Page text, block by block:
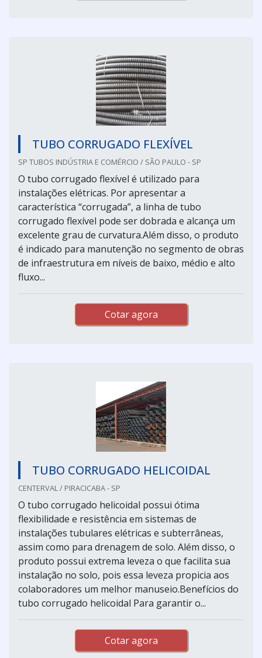
TUBO CORRUGADO FLEXÍVEL
SP TUBOS INDÚSTRIA E COMÉRCIO / SÃO PAULO - SP
O tubo corrugado flexível é utilizado para
instalações elétricas. Por apresentar a
característica “corrugada”, a linha de tubo
corrugado flexível pode ser dobrada e alcança um
excelente grau de curvatura.Além disso, o produto
é indicado para manutenção no segmento de obras
de infraestrutura em níveis de baixo, médio e alto
fluxo...
Cotar agora
TUBO CORRUGADO HELICOIDAL
CENTERVAL / PIRACICABA - SP
O tubo corrugado helicoidal possui ótima
flexibilidade e resistência em sistemas de
instalações tubulares elétricas e subterrâneas,
assim como para drenagem de solo. Além disso, o
produto possui extrema leveza o que facilita sua
instalação no solo, pois essa leveza propicia aos
colaboradores um melhor manuseio.Benefícios do
tubo corrugado helicoidal Para garantir o...
Cotar agora